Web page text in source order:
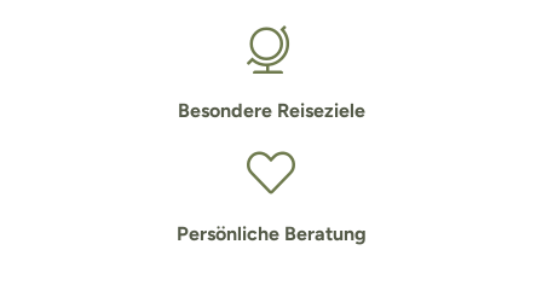
Besondere Reiseziele
Persönliche Beratung